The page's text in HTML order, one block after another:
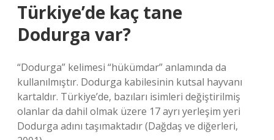
Türkiye’de kaç tane
Dodurga var?
“Dodurga” kelimesi “hükümdar” anlamında da
kullanılmıştır. Dodurga kabilesinin kutsal hayvanı
kartaldır. Türkiye’de, bazıları isimleri değiştirilmiş
olanlar da dahil olmak üzere 17 ayrı yerleşim yeri
Dodurga adını taşımaktadır (Dağdaş ve diğerleri,